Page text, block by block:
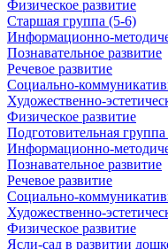
Физическое развитие
Старшая группа (5-6)
Информационно-
Познавательное развитие
Речевое развитие
Социально-
Художественно-
Физическое развитие
Подготовительная
Информационно-
Познавательное развитие
Речевое развитие
Социально-
Художественно-
Физическое развитие
Ясли-сад в развитии